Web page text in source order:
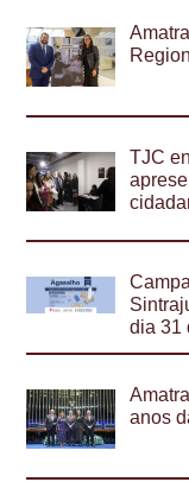
TJC
dia 31
anos